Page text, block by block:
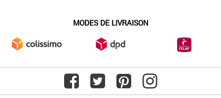
MODES DE LIVRAISON